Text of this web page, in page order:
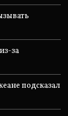
за
подсказал